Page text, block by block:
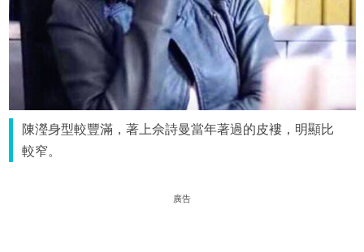
陳瀅身型較豐滿，著上佘詩曼當年著過的皮褸，明顯比
較窄。
廣告